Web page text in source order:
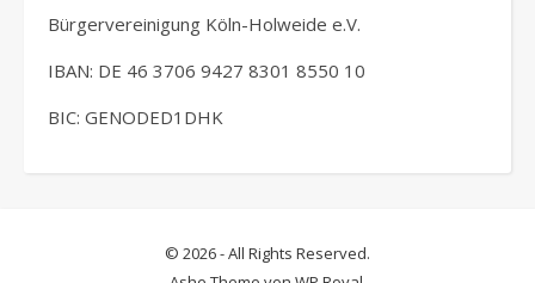
Bürgervereinigung Köln-Holweide e.V.
IBAN: DE 46 3706 9427 8301 8550 10
BIC: GENODED1DHK
© 2026 - All Rights Reserved.